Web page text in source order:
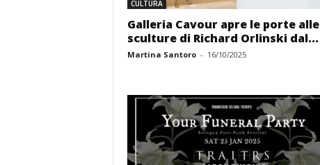
CULTURA
Galleria Cavour apre le porte alle
sculture di Richard Orlinski dal...
Martina Santoro - 16/10/2025